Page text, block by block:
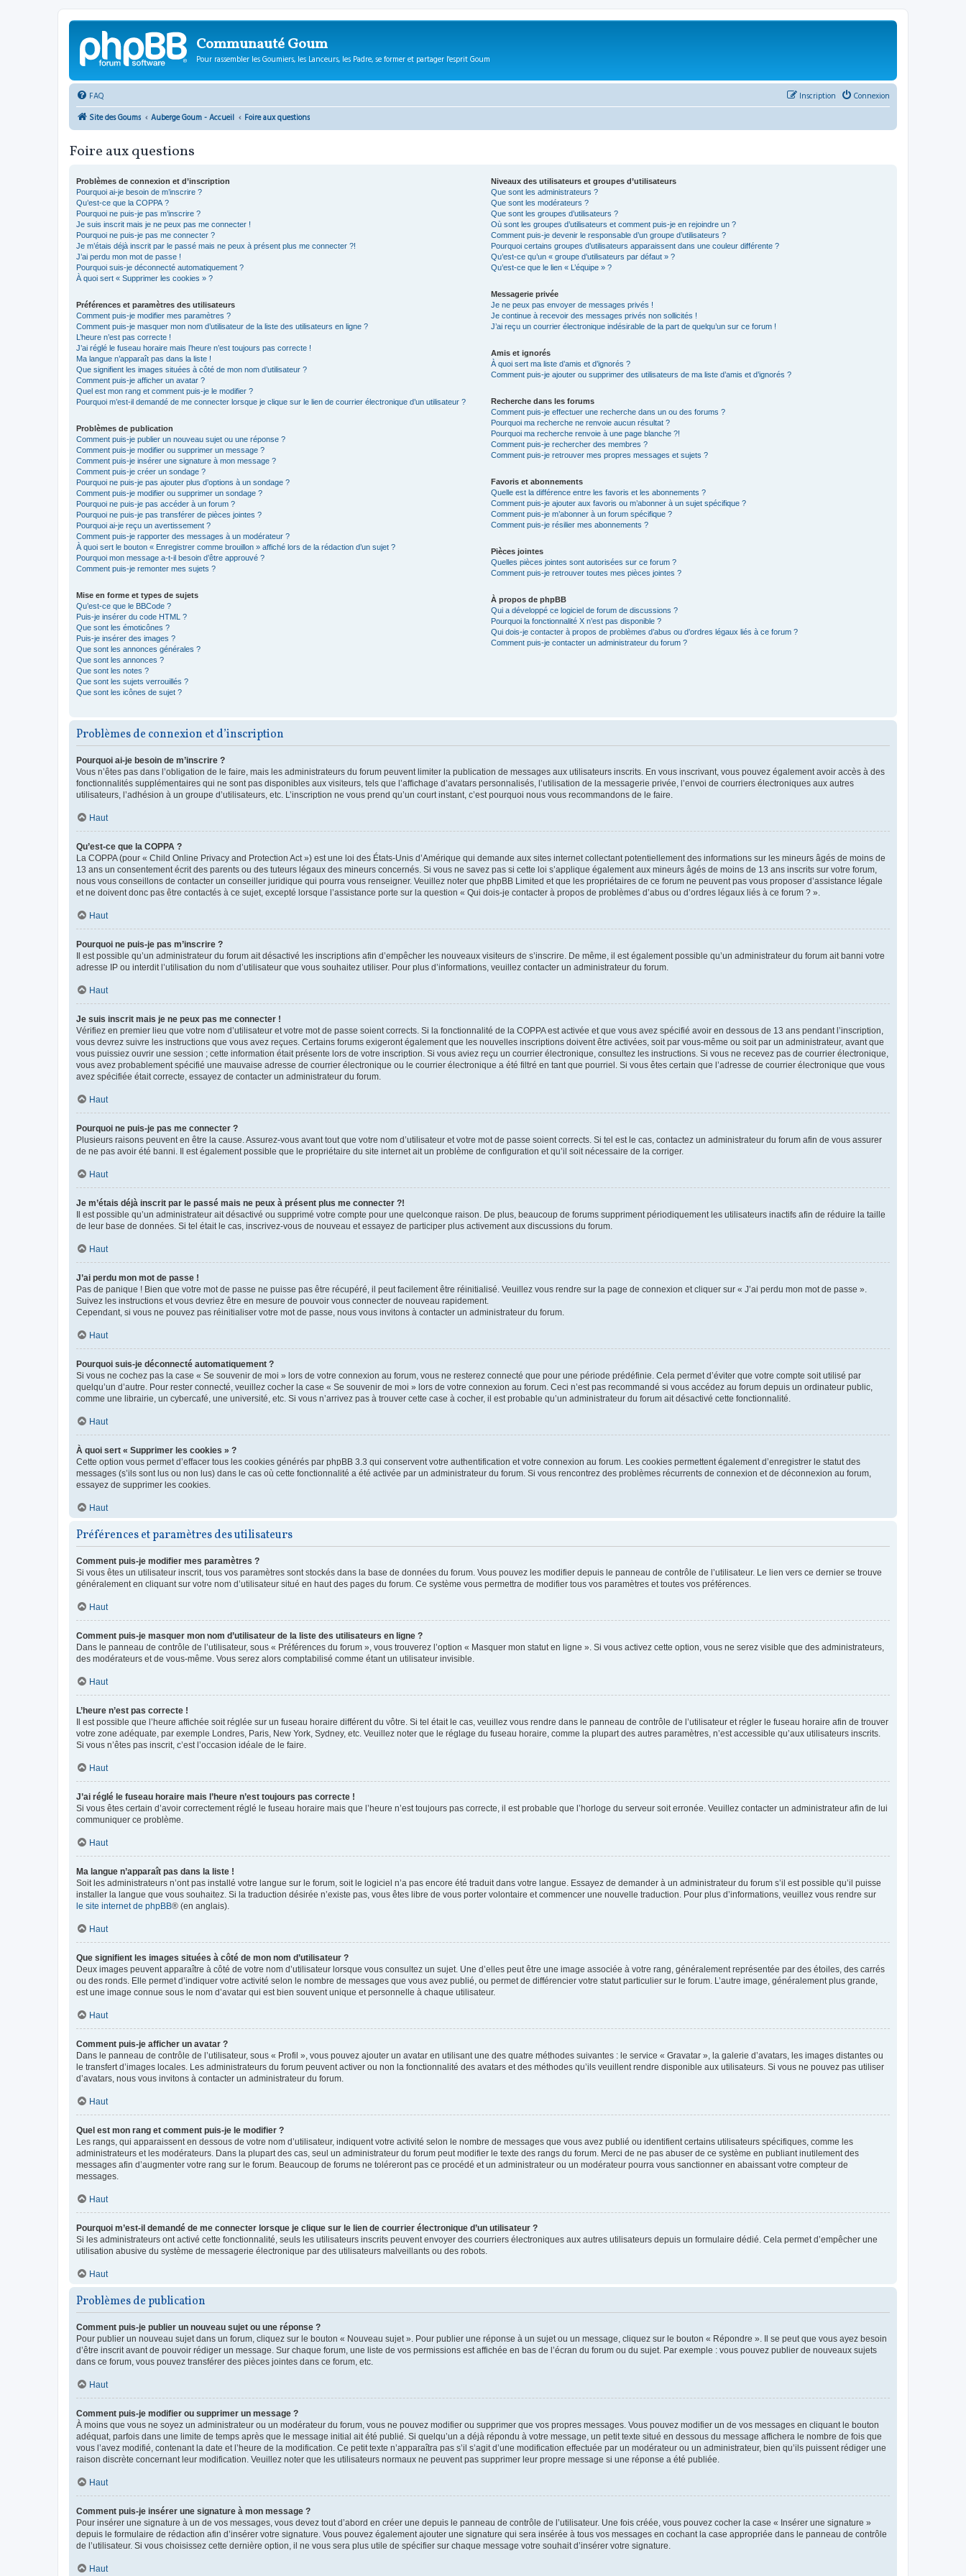
Communauté Goum
Pour rassembler les Goumiers, les Lanceurs, les Padre, se former et partager l'esprit Goum
FAQ Connexion
Inscription
Site des Goums
Auberge Goum - Accueil Foire aux questions
Foire aux questions
Problèmes de connexion et d’inscription
Pourquoi ai-je besoin de m’inscrire ?
Qu’est-ce que la COPPA ?
Pourquoi ne puis-je pas m’inscrire ?
Je suis inscrit mais je ne peux pas me connecter !
Pourquoi ne puis-je pas me connecter ?
Je m’étais déjà inscrit par le passé mais ne peux à présent plus me connecter ?!
J’ai perdu mon mot de passe !
Pourquoi suis-je déconnecté automatiquement ?
À quoi sert « Supprimer les cookies » ?
Préférences et paramètres des utilisateurs
Comment puis-je modifier mes paramètres ?
Comment puis-je masquer mon nom d’utilisateur de la liste des utilisateurs en ligne ?
L’heure n’est pas correcte !
J’ai réglé le fuseau horaire mais l’heure n’est toujours pas correcte !
Ma langue n’apparaît pas dans la liste !
Que signifient les images situées à côté de mon nom d’utilisateur ?
Comment puis-je afficher un avatar ?
Quel est mon rang et comment puis-je le modifier ?
Pourquoi m’est-il demandé de me connecter lorsque je clique sur le lien de courrier électronique d’un utilisateur ?
Problèmes de publication
Comment puis-je publier un nouveau sujet ou une réponse ?
Comment puis-je modifier ou supprimer un message ?
Comment puis-je insérer une signature à mon message ?
Comment puis-je créer un sondage ?
Pourquoi ne puis-je pas ajouter plus d’options à un sondage ?
Comment puis-je modifier ou supprimer un sondage ?
Pourquoi ne puis-je pas accéder à un forum ?
Pourquoi ne puis-je pas transférer de pièces jointes ?
Pourquoi ai-je reçu un avertissement ?
Comment puis-je rapporter des messages à un modérateur ?
À quoi sert le bouton « Enregistrer comme brouillon » affiché lors de la rédaction d’un sujet ?
Pourquoi mon message a-t-il besoin d’être approuvé ?
Comment puis-je remonter mes sujets ?
Mise en forme et types de sujets
Qu’est-ce que le BBCode ?
Puis-je insérer du code HTML ?
Que sont les émoticônes ?
Puis-je insérer des images ?
Que sont les annonces générales ?
Que sont les annonces ?
Que sont les notes ?
Que sont les sujets verrouillés ?
Que sont les icônes de sujet ?
Niveaux des utilisateurs et groupes d’utilisateurs
Que sont les administrateurs ?
Que sont les modérateurs ?
Que sont les groupes d’utilisateurs ?
Où sont les groupes d’utilisateurs et comment puis-je en rejoindre un ?
Comment puis-je devenir le responsable d’un groupe d’utilisateurs ?
Pourquoi certains groupes d’utilisateurs apparaissent dans une couleur différente ?
Qu’est-ce qu’un « groupe d’utilisateurs par défaut » ?
Qu’est-ce que le lien « L’équipe » ?
Messagerie privée
Je ne peux pas envoyer de messages privés !
Je continue à recevoir des messages privés non sollicités !
J’ai reçu un courrier électronique indésirable de la part de quelqu’un sur ce forum !
Amis et ignorés
À quoi sert ma liste d’amis et d’ignorés ?
Comment puis-je ajouter ou supprimer des utilisateurs de ma liste d’amis et d’ignorés ?
Recherche dans les forums
Comment puis-je effectuer une recherche dans un ou des forums ?
Pourquoi ma recherche ne renvoie aucun résultat ?
Pourquoi ma recherche renvoie à une page blanche ?!
Comment puis-je rechercher des membres ?
Comment puis-je retrouver mes propres messages et sujets ?
Favoris et abonnements
Quelle est la différence entre les favoris et les abonnements ?
Comment puis-je ajouter aux favoris ou m’abonner à un sujet spécifique ?
Comment puis-je m’abonner à un forum spécifique ?
Comment puis-je résilier mes abonnements ?
Pièces jointes
Quelles pièces jointes sont autorisées sur ce forum ?
Comment puis-je retrouver toutes mes pièces jointes ?
À propos de phpBB
Qui a développé ce logiciel de forum de discussions ?
Pourquoi la fonctionnalité X n’est pas disponible ?
Qui dois-je contacter à propos de problèmes d’abus ou d’ordres légaux liés à ce forum ?
Comment puis-je contacter un administrateur du forum ?
Problèmes de connexion et d’inscription
Pourquoi ai-je besoin de m’inscrire ?
Vous n’êtes pas dans l’obligation de le faire, mais les administrateurs du forum peuvent limiter la publication de messages aux utilisateurs inscrits. En vous inscrivant, vous pouvez également avoir accès à des
fonctionnalités supplémentaires qui ne sont pas disponibles aux visiteurs, tels que l’affichage d’avatars personnalisés, l’utilisation de la messagerie privée, l’envoi de courriers électroniques aux autres
utilisateurs, l’adhésion à un groupe d’utilisateurs, etc. L’inscription ne vous prend qu’un court instant, c’est pourquoi nous vous recommandons de le faire.
Haut
Qu’est-ce que la COPPA ?
La COPPA (pour « Child Online Privacy and Protection Act ») est une loi des États-Unis d’Amérique qui demande aux sites internet collectant potentiellement des informations sur les mineurs âgés de moins de
13 ans un consentement écrit des parents ou des tuteurs légaux des mineurs concernés. Si vous ne savez pas si cette loi s’applique également aux mineurs âgés de moins de 13 ans inscrits sur votre forum,
nous vous conseillons de contacter un conseiller juridique qui pourra vous renseigner. Veuillez noter que phpBB Limited et que les propriétaires de ce forum ne peuvent pas vous proposer d’assistance légale
et ne doivent donc pas être contactés à ce sujet, excepté lorsque l’assistance porte sur la question « Qui dois-je contacter à propos de problèmes d’abus ou d’ordres légaux liés à ce forum ? ».
Haut
Pourquoi ne puis-je pas m’inscrire ?
Il est possible qu’un administrateur du forum ait désactivé les inscriptions afin d’empêcher les nouveaux visiteurs de s’inscrire. De même, il est également possible qu’un administrateur du forum ait banni votre
adresse IP ou interdit l’utilisation du nom d’utilisateur que vous souhaitez utiliser. Pour plus d’informations, veuillez contacter un administrateur du forum.
Haut
Je suis inscrit mais je ne peux pas me connecter !
Vérifiez en premier lieu que votre nom d’utilisateur et votre mot de passe soient corrects. Si la fonctionnalité de la COPPA est activée et que vous avez spécifié avoir en dessous de 13 ans pendant l’inscription,
vous devrez suivre les instructions que vous avez reçues. Certains forums exigeront également que les nouvelles inscriptions doivent être activées, soit par vous-même ou soit par un administrateur, avant que
vous puissiez ouvrir une session ; cette information était présente lors de votre inscription. Si vous aviez reçu un courrier électronique, consultez les instructions. Si vous ne recevez pas de courrier électronique,
vous avez probablement spécifié une mauvaise adresse de courrier électronique ou le courrier électronique a été filtré en tant que pourriel. Si vous êtes certain que l’adresse de courrier électronique que vous
avez spécifiée était correcte, essayez de contacter un administrateur du forum.
Haut
Pourquoi ne puis-je pas me connecter ?
Plusieurs raisons peuvent en être la cause. Assurez-vous avant tout que votre nom d’utilisateur et votre mot de passe soient corrects. Si tel est le cas, contactez un administrateur du forum afin de vous assurer
de ne pas avoir été banni. Il est également possible que le propriétaire du site internet ait un problème de configuration et qu’il soit nécessaire de la corriger.
Haut
Je m’étais déjà inscrit par le passé mais ne peux à présent plus me connecter ?!
Il est possible qu’un administrateur ait désactivé ou supprimé votre compte pour une quelconque raison. De plus, beaucoup de forums suppriment périodiquement les utilisateurs inactifs afin de réduire la taille
de leur base de données. Si tel était le cas, inscrivez-vous de nouveau et essayez de participer plus activement aux discussions du forum.
Haut
J’ai perdu mon mot de passe !
Pas de panique ! Bien que votre mot de passe ne puisse pas être récupéré, il peut facilement être réinitialisé. Veuillez vous rendre sur la page de connexion et cliquer sur « J’ai perdu mon mot de passe ».
Suivez les instructions et vous devriez être en mesure de pouvoir vous connecter de nouveau rapidement.
Cependant, si vous ne pouvez pas réinitialiser votre mot de passe, nous vous invitons à contacter un administrateur du forum.
Haut
Pourquoi suis-je déconnecté automatiquement ?
Si vous ne cochez pas la case « Se souvenir de moi » lors de votre connexion au forum, vous ne resterez connecté que pour une période prédéfinie. Cela permet d’éviter que votre compte soit utilisé par
quelqu’un d’autre. Pour rester connecté, veuillez cocher la case « Se souvenir de moi » lors de votre connexion au forum. Ceci n’est pas recommandé si vous accédez au forum depuis un ordinateur public,
comme une librairie, un cybercafé, une université, etc. Si vous n’arrivez pas à trouver cette case à cocher, il est probable qu’un administrateur du forum ait désactivé cette fonctionnalité.
Haut
À quoi sert « Supprimer les cookies » ?
Cette option vous permet d’effacer tous les cookies générés par phpBB 3.3 qui conservent votre authentification et votre connexion au forum. Les cookies permettent également d’enregistrer le statut des
messages (s’ils sont lus ou non lus) dans le cas où cette fonctionnalité a été activée par un administrateur du forum. Si vous rencontrez des problèmes récurrents de connexion et de déconnexion au forum,
essayez de supprimer les cookies.
Haut
Préférences et paramètres des utilisateurs
Comment puis-je modifier mes paramètres ?
Si vous êtes un utilisateur inscrit, tous vos paramètres sont stockés dans la base de données du forum. Vous pouvez les modifier depuis le panneau de contrôle de l’utilisateur. Le lien vers ce dernier se trouve
généralement en cliquant sur votre nom d’utilisateur situé en haut des pages du forum. Ce système vous permettra de modifier tous vos paramètres et toutes vos préférences.
Haut
Comment puis-je masquer mon nom d’utilisateur de la liste des utilisateurs en ligne ?
Dans le panneau de contrôle de l’utilisateur, sous « Préférences du forum », vous trouverez l’option « Masquer mon statut en ligne ». Si vous activez cette option, vous ne serez visible que des administrateurs,
des modérateurs et de vous-même. Vous serez alors comptabilisé comme étant un utilisateur invisible.
Haut
L’heure n’est pas correcte !
Il est possible que l’heure affichée soit réglée sur un fuseau horaire différent du vôtre. Si tel était le cas, veuillez vous rendre dans le panneau de contrôle de l’utilisateur et régler le fuseau horaire afin de trouver
votre zone adéquate, par exemple Londres, Paris, New York, Sydney, etc. Veuillez noter que le réglage du fuseau horaire, comme la plupart des autres paramètres, n’est accessible qu’aux utilisateurs inscrits.
Si vous n’êtes pas inscrit, c’est l’occasion idéale de le faire.
Haut
J’ai réglé le fuseau horaire mais l’heure n’est toujours pas correcte !
Si vous êtes certain d’avoir correctement réglé le fuseau horaire mais que l’heure n’est toujours pas correcte, il est probable que l’horloge du serveur soit erronée. Veuillez contacter un administrateur afin de lui
communiquer ce problème.
Haut
Ma langue n’apparaît pas dans la liste !
Soit les administrateurs n’ont pas installé votre langue sur le forum, soit le logiciel n’a pas encore été traduit dans votre langue. Essayez de demander à un administrateur du forum s’il est possible qu’il puisse
installer la langue que vous souhaitez. Si la traduction désirée n’existe pas, vous êtes libre de vous porter volontaire et commencer une nouvelle traduction. Pour plus d’informations, veuillez vous rendre sur
le site internet de phpBB® (en anglais).
Haut
Que signifient les images situées à côté de mon nom d’utilisateur ?
Deux images peuvent apparaître à côté de votre nom d’utilisateur lorsque vous consultez un sujet. Une d’elles peut être une image associée à votre rang, généralement représentée par des étoiles, des carrés
ou des ronds. Elle permet d’indiquer votre activité selon le nombre de messages que vous avez publié, ou permet de différencier votre statut particulier sur le forum. L’autre image, généralement plus grande,
est une image connue sous le nom d’avatar qui est bien souvent unique et personnelle à chaque utilisateur.
Haut
Comment puis-je afficher un avatar ?
Dans le panneau de contrôle de l’utilisateur, sous « Profil », vous pouvez ajouter un avatar en utilisant une des quatre méthodes suivantes : le service « Gravatar », la galerie d’avatars, les images distantes ou
le transfert d’images locales. Les administrateurs du forum peuvent activer ou non la fonctionnalité des avatars et des méthodes qu’ils veuillent rendre disponible aux utilisateurs. Si vous ne pouvez pas utiliser
d’avatars, nous vous invitons à contacter un administrateur du forum.
Haut
Quel est mon rang et comment puis-je le modifier ?
Les rangs, qui apparaissent en dessous de votre nom d’utilisateur, indiquent votre activité selon le nombre de messages que vous avez publié ou identifient certains utilisateurs spécifiques, comme les
administrateurs et les modérateurs. Dans la plupart des cas, seul un administrateur du forum peut modifier le texte des rangs du forum. Merci de ne pas abuser de ce système en publiant inutilement des
messages afin d’augmenter votre rang sur le forum. Beaucoup de forums ne toléreront pas ce procédé et un administrateur ou un modérateur pourra vous sanctionner en abaissant votre compteur de
messages.
Haut
Pourquoi m’est-il demandé de me connecter lorsque je clique sur le lien de courrier électronique d’un utilisateur ?
Si les administrateurs ont activé cette fonctionnalité, seuls les utilisateurs inscrits peuvent envoyer des courriers électroniques aux autres utilisateurs depuis un formulaire dédié. Cela permet d’empêcher une
utilisation abusive du système de messagerie électronique par des utilisateurs malveillants ou des robots.
Haut
Problèmes de publication
Comment puis-je publier un nouveau sujet ou une réponse ?
Pour publier un nouveau sujet dans un forum, cliquez sur le bouton « Nouveau sujet ». Pour publier une réponse à un sujet ou un message, cliquez sur le bouton « Répondre ». Il se peut que vous ayez besoin
d’être inscrit avant de pouvoir rédiger un message. Sur chaque forum, une liste de vos permissions est affichée en bas de l’écran du forum ou du sujet. Par exemple : vous pouvez publier de nouveaux sujets
dans ce forum, vous pouvez transférer des pièces jointes dans ce forum, etc.
Haut
Comment puis-je modifier ou supprimer un message ?
À moins que vous ne soyez un administrateur ou un modérateur du forum, vous ne pouvez modifier ou supprimer que vos propres messages. Vous pouvez modifier un de vos messages en cliquant le bouton
adéquat, parfois dans une limite de temps après que le message initial ait été publié. Si quelqu’un a déjà répondu à votre message, un petit texte situé en dessous du message affichera le nombre de fois que
vous l’avez modifié, contenant la date et l’heure de la modification. Ce petit texte n’apparaîtra pas s’il s’agit d’une modification effectuée par un modérateur ou un administrateur, bien qu’ils puissent rédiger une
raison discrète concernant leur modification. Veuillez noter que les utilisateurs normaux ne peuvent pas supprimer leur propre message si une réponse a été publiée.
Haut
Comment puis-je insérer une signature à mon message ?
Pour insérer une signature à un de vos messages, vous devez tout d’abord en créer une depuis le panneau de contrôle de l’utilisateur. Une fois créée, vous pouvez cocher la case « Insérer une signature »
depuis le formulaire de rédaction afin d’insérer votre signature. Vous pouvez également ajouter une signature qui sera insérée à tous vos messages en cochant la case appropriée dans le panneau de contrôle
de l’utilisateur. Si vous choisissez cette dernière option, il ne vous sera plus utile de spécifier sur chaque message votre souhait d’insérer votre signature.
Haut